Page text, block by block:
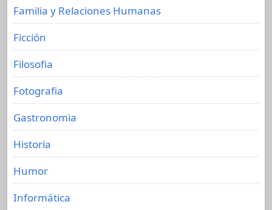
Familia y Relaciones Humanas
Ficción
Filosofia
Fotografia
Gastronomia
Historia
Humor
Informática